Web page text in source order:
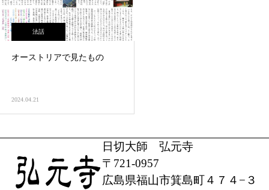
法話
オーストリアで見たもの
2024.04.21
日切大師 弘元寺
〒721-0957
広島県福山市箕島町４７４−３